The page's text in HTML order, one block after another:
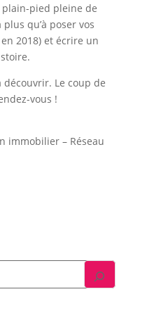
pied pleine de
qu’à poser vos
2018) et écrire un
Le coup de
vous !
immobilier – Réseau